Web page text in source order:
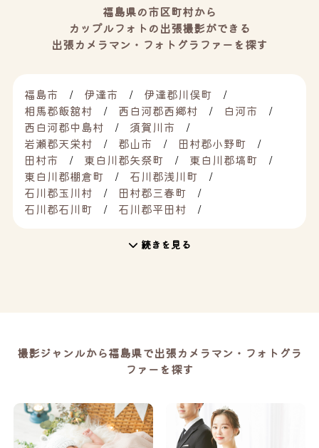
福島県の市区町村から
カップルフォトの出張撮影ができる
出張カメラマン・フォトグラファーを探す
福島市 伊達市
伊達郡川俣町
相馬郡飯舘村
西白河郡西郷村
白河市
西白河郡中島村
須賀川市
岩瀬郡天栄村
郡山市
田村郡小野町
田村市
東白川郡矢祭町
東白川郡塙町
東白川郡棚倉町
石川郡浅川町
石川郡玉川村
田村郡三春町
石川郡石川町
石川郡平田村
続きを見る
撮影ジャンルから福島県で出張カメラマン・フォトグラ
ファーを探す